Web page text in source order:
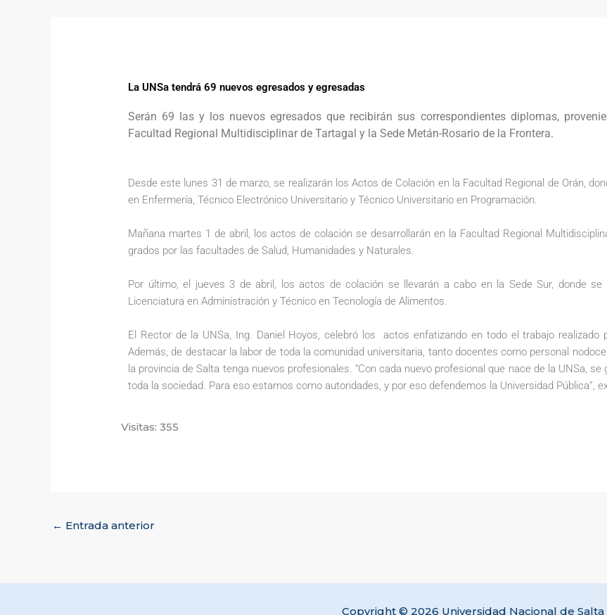
La UNSa tendrá 69 nuevos egresados y egresadas
Serán 69 las y los nuevos egresados que recibirán sus correspondientes diplomas,
Facultad Regional Multidisciplinar de Tartagal y la Sede Metán-Rosario de la Frontera.
Desde este lunes 31 de marzo, se realizarán los Actos de Colación en la Facultad Regional de Orán,
en Enfermería, Técnico Electrónico Universitario y Técnico Universitario en Programación.
Mañana martes 1 de abril, los actos de colación se desarrollarán en la Facultad Regional
grados por las facultades de Salud, Humanidades y Naturales.
Por último, el jueves 3 de abril, los actos de colación se llevarán a cabo en la Sede Sur, donde
Licenciatura en Administración y Técnico en Tecnología de Alimentos.
El Rector de la UNSa, Ing. Daniel Hoyos, celebró los actos enfatizando en todo el trabajo realizado
Además, de destacar la labor de toda la comunidad universitaria, tanto docentes como personal
la provincia de Salta tenga nuevos profesionales. “Con cada nuevo profesional que nace de la UNSa,
toda la sociedad. Para eso estamos como autoridades, y por eso defendemos la Universidad Pública”,
Visitas: 355
← Entrada anterior
Copyright © 2026 Universidad Nacional de Salta